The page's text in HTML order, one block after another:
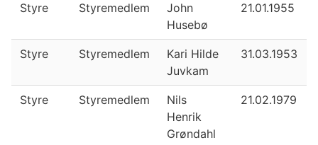
Styre Styremedlem
John
Husebø
21.01.1955
Styre Styremedlem
Kari Hilde
Juvkam
31.03.1953
Styre Styremedlem
Nils
Henrik
Grøndahl
21.02.1979